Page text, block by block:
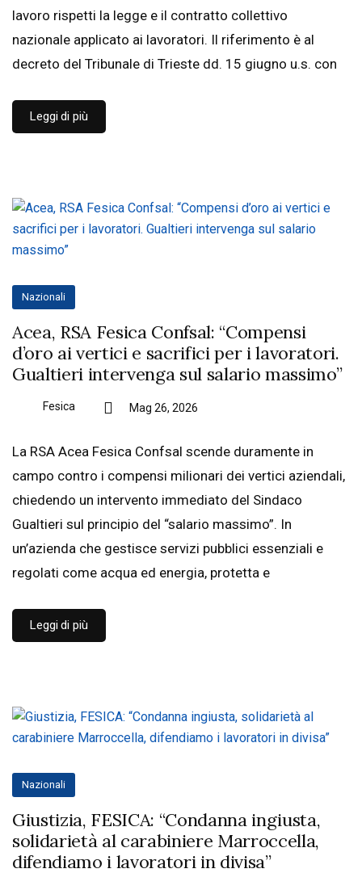
lavoro rispetti la legge e il contratto collettivo
nazionale applicato ai lavoratori. Il riferimento è al
decreto del Tribunale di Trieste dd. 15 giugno u.s. con
Leggi di più
Nazionali
Acea, RSA Fesica Confsal: “Compensi
d’oro ai vertici e sacrifici per i lavoratori.
Gualtieri intervenga sul salario massimo”
Fesica Mag 26, 2026
La RSA Acea Fesica Confsal scende duramente in
campo contro i compensi milionari dei vertici aziendali,
chiedendo un intervento immediato del Sindaco
Gualtieri sul principio del “salario massimo”. In
un’azienda che gestisce servizi pubblici essenziali e
regolati come acqua ed energia, protetta e
Leggi di più
Nazionali
Giustizia, FESICA: “Condanna ingiusta,
solidarietà al carabiniere Marroccella,
difendiamo i lavoratori in divisa”